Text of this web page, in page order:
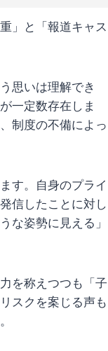
」と「報道キャス
思いは理解でき
一定数存在しま
制度の不備によっ
す。自身のプライ
信したことに対し
な姿勢に見える」
を称えつつも「子
スクを案じる声も